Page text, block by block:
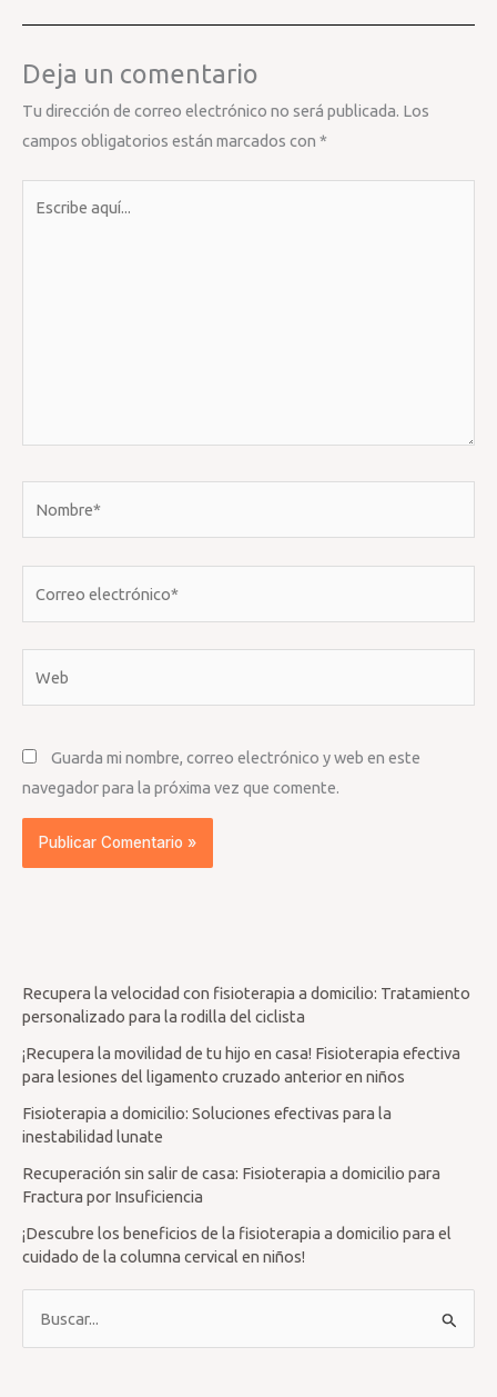
Deja un comentario
Tu dirección de correo electrónico no será publicada. Los
campos obligatorios están marcados con *
Guarda mi nombre, correo electrónico y web en este
navegador para la próxima vez que comente.
Recupera la velocidad con fisioterapia a domicilio: Tratamiento
personalizado para la rodilla del ciclista
¡Recupera la movilidad de tu hijo en casa! Fisioterapia efectiva
para lesiones del ligamento cruzado anterior en niños
Fisioterapia a domicilio: Soluciones efectivas para la
inestabilidad lunate
Recuperación sin salir de casa: Fisioterapia a domicilio para
Fractura por Insuficiencia
¡Descubre los beneficios de la fisioterapia a domicilio para el
cuidado de la columna cervical en niños!